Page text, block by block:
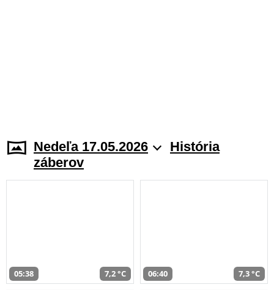
Nedeľa 17.05.2026
História
záberov
05:38 7,2 °C 06:40 7,3 °C